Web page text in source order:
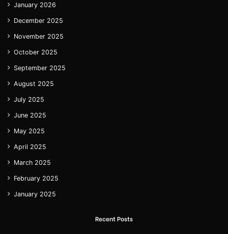
January 2026
December 2025
November 2025
October 2025
September 2025
August 2025
July 2025
June 2025
May 2025
April 2025
March 2025
February 2025
January 2025
Recent Posts